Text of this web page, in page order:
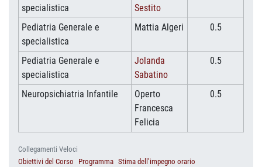
specialistica
Sestito
Pediatria Generale e
specialistica
Mattia Algeri 0.5
Pediatria Generale e
specialistica
Jolanda
Sabatino
0.5
Neuropsichiatria Infantile
Operto
Francesca
Felicia
0.5
Collegamenti Veloci
Obiettivi del Corso
Programma Stima dell’impegno orario